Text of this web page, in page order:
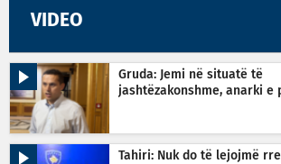
VIDEO
Gruda: Jemi në situatë të
jashtëzakonshme, anarki e
Tahiri: Nuk do të lejojmë